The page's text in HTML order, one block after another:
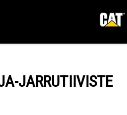
JARRUTIIVISTE